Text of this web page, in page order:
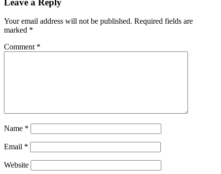
Your email address will not be published. Required fields are
marked *
Comment *
Name *
Email *
Website